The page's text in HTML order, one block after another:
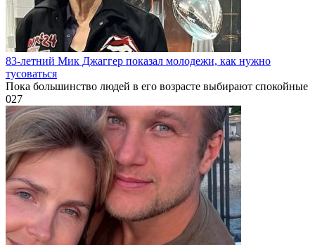
83-летний Мик Джаггер показал молодежи, как нужно
тусоваться
Пока большинство людей в его возрасте выбирают спокойные
027